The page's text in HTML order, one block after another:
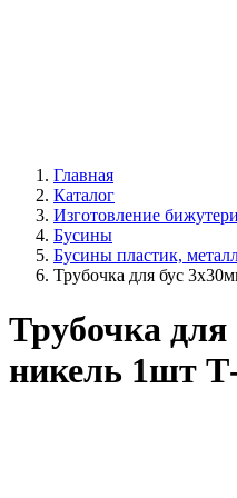
Главная
Каталог
Изготовление
Бусины
Бусины пластик,
Трубочка для бус
Трубочка для
никель 1шт